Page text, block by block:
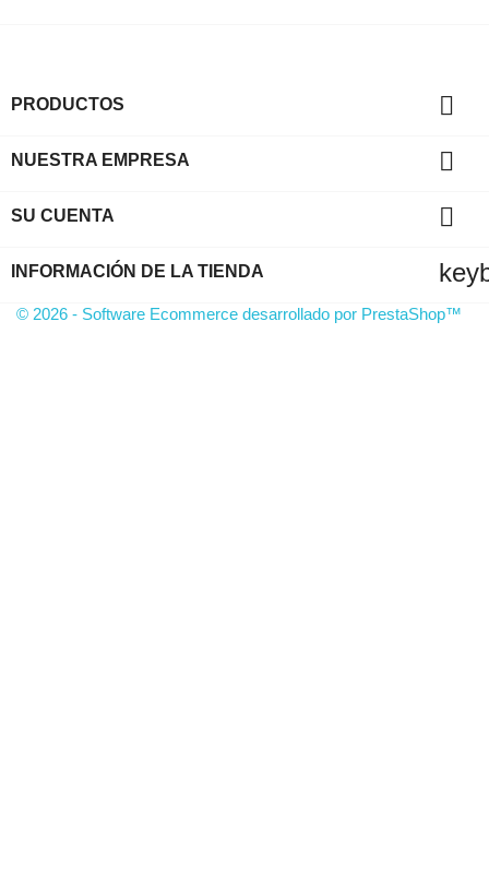
PRODUCTOS 
NUESTRA EMPRESA 
SU CUENTA 
INFORMACIÓN DE LA TIENDA
© 2026 - Software Ecommerce desarrollado por PrestaShop™